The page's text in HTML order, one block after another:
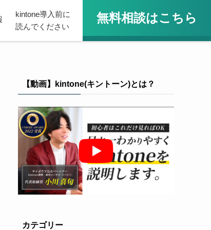
kintone導入前に
読んでください
無料相談はこちら
【動画】kintone(キントーン)とは？
カテゴリー